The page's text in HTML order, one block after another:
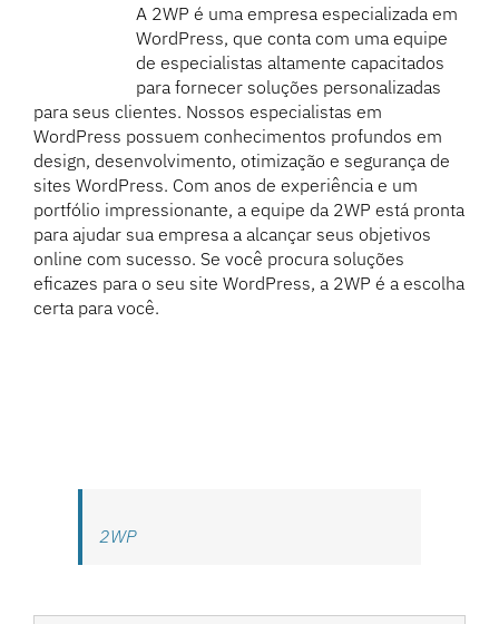
A 2WP é uma empresa especializada em
WordPress, que conta com uma equipe
de especialistas altamente capacitados
para fornecer soluções personalizadas
para seus clientes. Nossos especialistas em
WordPress possuem conhecimentos profundos em
design, desenvolvimento, otimização e segurança de
sites WordPress. Com anos de experiência e um
portfólio impressionante, a equipe da 2WP está pronta
para ajudar sua empresa a alcançar seus objetivos
online com sucesso. Se você procura soluções
eficazes para o seu site WordPress, a 2WP é a escolha
certa para você.
2WP